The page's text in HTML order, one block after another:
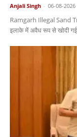
Anjali Singh - 06-08-2026
Ramgarh Illegal Sand
इलाके में अवैध रूप से खोदी गई